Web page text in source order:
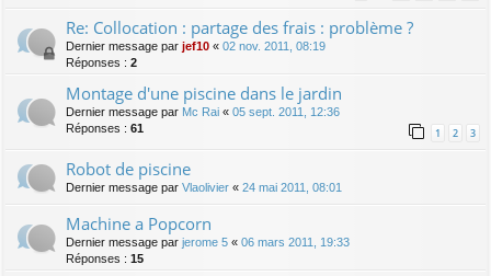
Re: Collocation : partage des frais : problème ?
Dernier message par jef10 « 02 nov. 2011, 08:19
Réponses : 2
Montage d'une piscine dans le jardin
Dernier message par Mc Rai « 05 sept. 2011, 12:36
Réponses : 61 1 2 3
Robot de piscine
Dernier message par Vlaolivier « 24 mai 2011, 08:01
Machine a Popcorn
Dernier message par jerome 5 « 06 mars 2011, 19:33
Réponses : 15